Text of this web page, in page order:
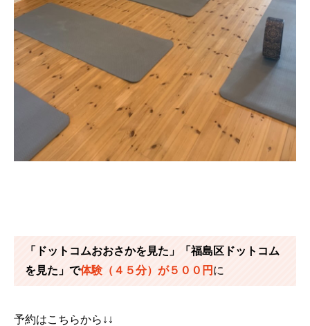
「ドットコムおおさかを見た」「福島区ドットコム
を見た」で体験（４５分）が５００円 に
予約はこちらから↓↓